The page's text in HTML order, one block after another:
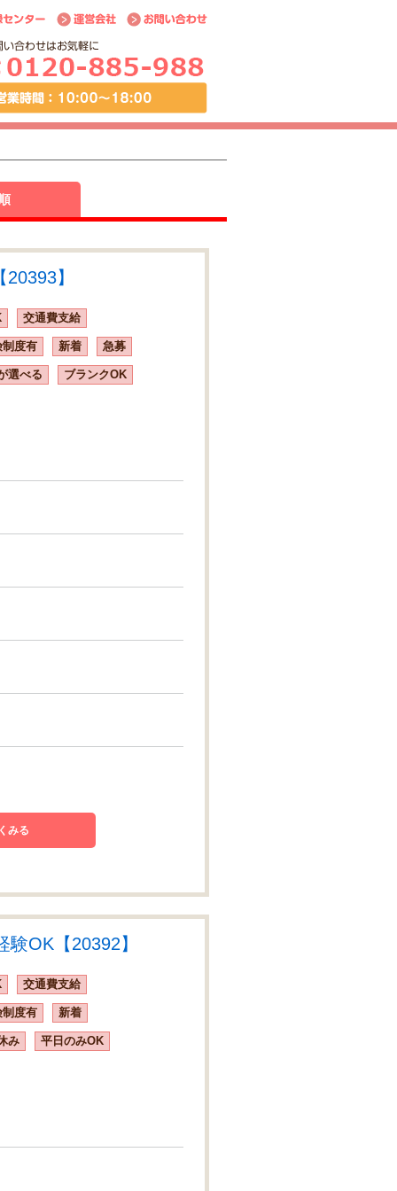
】
交通費支給
度有 新着 急募
選べる ブランクOK
みる
OK【20392】
交通費支給
度有 新着
み 平日のみOK